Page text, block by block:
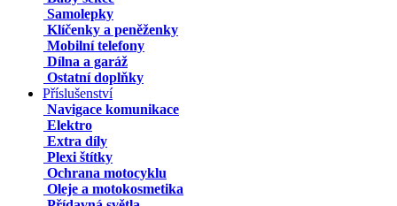
Samolepky
Klíčenky a peněženky
Mobilní telefony
Dílna a garáž
Ostatní doplňky
Příslušenství
Navigace komunikace
Elektro
Extra díly
Plexi štítky
Ochrana motocyklu
Oleje a motokosmetika